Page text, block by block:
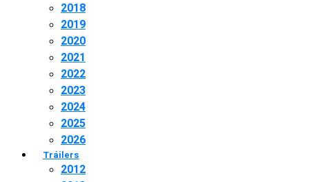
2018
2019
2020
2021
2022
2023
2024
2025
2026
Tráilers
2012